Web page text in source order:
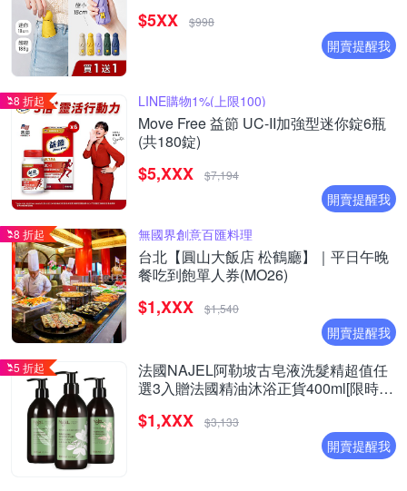
你傘/防曬
$5XX $998
開賣提醒我
8 折起 LINE購物1%(上限100)
Move Free 益節 UC-II加強型迷你錠6瓶
(共180錠)
$5,XXX $7,194
開賣提醒我
8 折起 無國界創意百匯料理
台北【圓山大飯店 松鶴廳】｜平日午晚
餐吃到飽單人券(MO26)
$1,XXX $1,540
開賣提醒我
5 折起
法國NAJEL阿勒坡古皂液洗髮精超值任
選3入贈法國精油沐浴正貨400ml[限時限
$1,XXX $3,133
開賣提醒我